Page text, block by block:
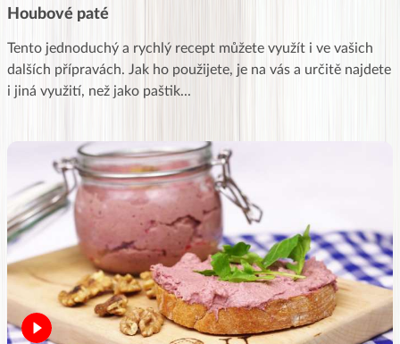
Houbové paté
Tento jednoduchý a rychlý recept můžete využít i ve vašich
dalších přípravách. Jak ho použijete, je na vás a určitě najdete
i jiná využití, než jako paštik...